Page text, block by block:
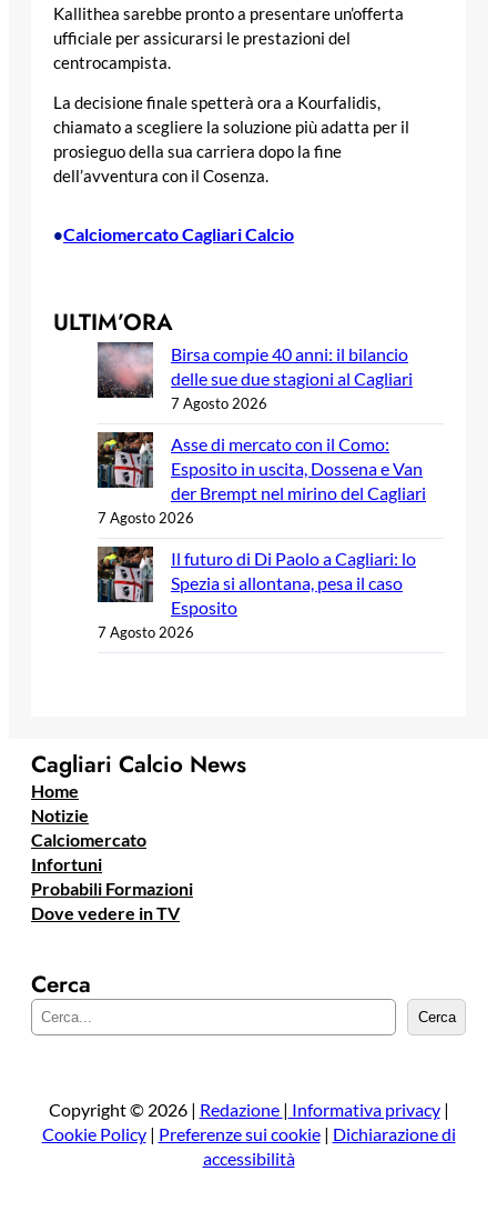
Kallithea sarebbe pronto a presentare un’offerta
ufficiale per assicurarsi le prestazioni del
centrocampista.
La decisione finale spetterà ora a Kourfalidis,
chiamato a scegliere la soluzione più adatta per il
prosieguo della sua carriera dopo la fine
dell’avventura con il Cosenza.
•Calciomercato Cagliari Calcio
ULTIM’ORA
Birsa compie 40 anni: il bilancio
delle sue due stagioni al Cagliari
7 Agosto 2026
Asse di mercato con il Como:
Esposito in uscita, Dossena e Van
der Brempt nel mirino del Cagliari
7 Agosto 2026
Il futuro di Di Paolo a Cagliari: lo
Spezia si allontana, pesa il caso
Esposito
7 Agosto 2026
Cagliari Calcio News
Home
Notizie
Calciomercato
Infortuni
Probabili Formazioni
Dove vedere in TV
Cerca
e
a
Cerca
Copyright © 2026 | Redazione | Informativa privacy|
Cookie Policy| Preferenze sui cookie| Dichiarazione di
accessibilità